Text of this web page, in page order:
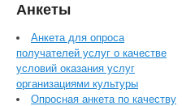
Анкеты
Анкета для опроса
получателей услуг о качестве
условий оказания услуг
организациями культуры
Опросная анкета по качеству